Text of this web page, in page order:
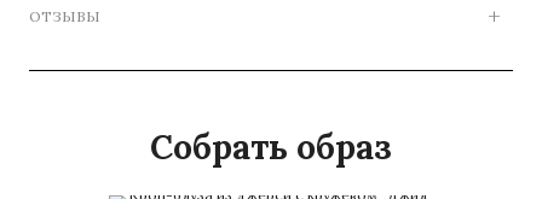
ОТЗЫВЫ
Собрать образ